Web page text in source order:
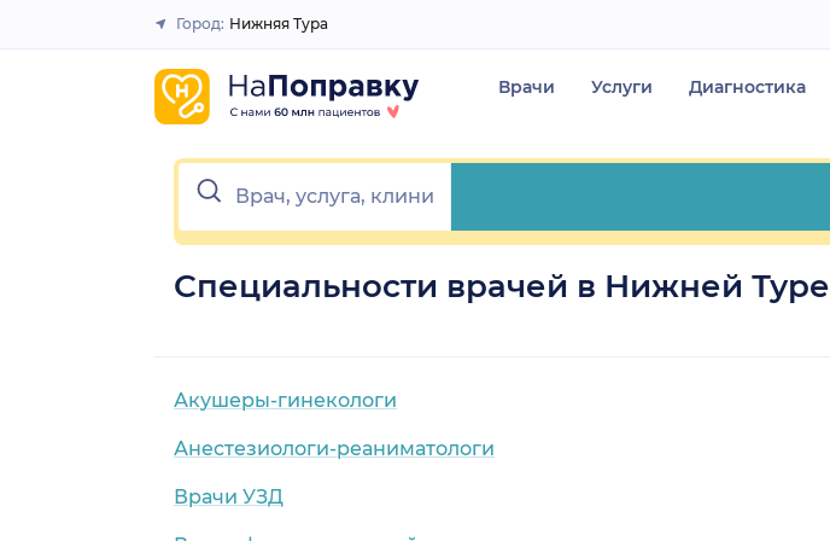
Закрыть
Город: Нижняя Тура
Врачи Услуги Диагностика
Специальности врачей в Нижней Туре
Акушеры-гинекологи
Анестезиологи-реаниматологи
Врачи УЗД